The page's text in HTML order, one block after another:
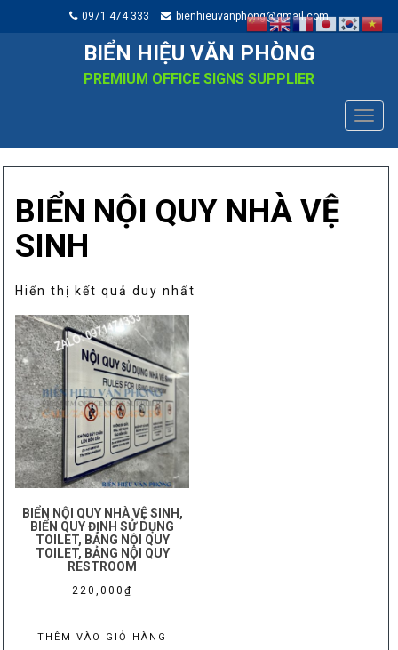
0971 474 333 bienhieuvanphong@gmail.com
BIỂN HIỆU VĂN PHÒNG
PREMIUM OFFICE SIGNS SUPPLIER
BIỂN NỘI QUY NHÀ VỆ
SINH
Hiển thị kết quả duy nhất
BIỂN NỘI QUY NHÀ VỆ SINH,
BIỂN QUY ĐỊNH SỬ DỤNG
TOILET, BẢNG NỘI QUY
TOILET, BẢNG NỘI QUY
RESTROOM
220,000 ₫
THÊM VÀO GIỎ HÀNG